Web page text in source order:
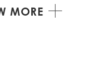
MORE